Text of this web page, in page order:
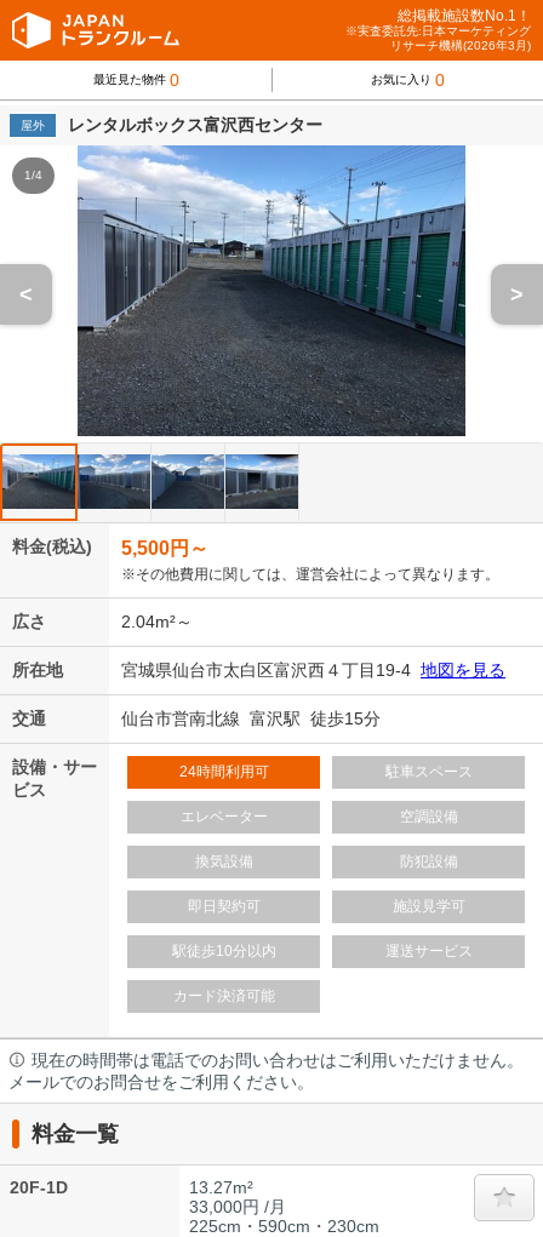
総掲載施設数No.1！
※実査委託先:日本マーケティング
リサーチ機構(2026年3月)
最近見た物件 0 お気に入り 0
屋外 レンタルボックス富沢西センター
1/4
< >
料金(税込) 5,500円～
※その他費用に関しては、運営会社によって異なります。
広さ 2.04m²～
所在地 宮城県仙台市太白区富沢西４丁目19-4 地図を見る
交通 仙台市営南北線 富沢駅 徒歩15分
設備・サー
ビス
24時間利用可 駐車スペース
エレベーター 空調設備
換気設備 防犯設備
即日契約可 施設見学可
駅徒歩10分以内 運送サービス
カード決済可能
現在の時間帯は電話でのお問い合わせはご利用いただけません。
メールでのお問合せをご利用ください。
料金一覧
20F-1D
13.27m²
33,000円 /月
225cm・590cm・230cm